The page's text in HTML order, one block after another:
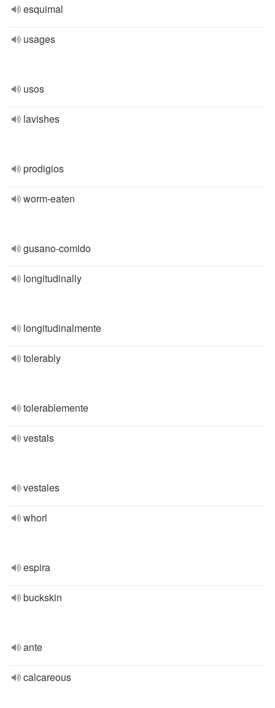
esquimal
usages
usos
lavishes
prodigios
worm-eaten
gusano-comido
longitudinally
longitudinalmente
tolerably
tolerablemente
vestals
vestales
whorl
espira
buckskin
ante
calcareous